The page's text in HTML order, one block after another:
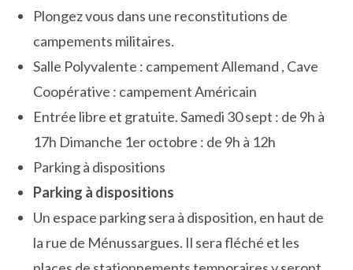
Plongez vous dans une reconstitutions de
campements militaires.
Salle Polyvalente : campement Allemand , Cave
Coopérative : campement Américain
Entrée libre et gratuite. Samedi 30 sept : de 9h à
17h Dimanche 1er octobre : de 9h à 12h
Parking à dispositions
Parking à dispositions
Un espace parking sera à disposition, en haut de
la rue de Ménussargues. Il sera fléché et les